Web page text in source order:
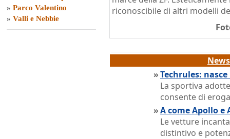
» Parco Valentino
» Valli e Nebbie
riconoscibile di altri modelli
»Techrules:
La sportiva
consente di
»A come Apollo e
Le vetture
distintivo e